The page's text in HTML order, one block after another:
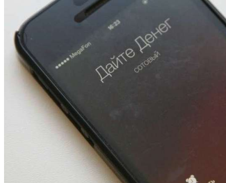
Волгоградские вузы в топе зарплатного
рейтинга: ВолгГТУ и ВолгГМУ вошли в топ‑15
для химической отрасли и фармацевтики
18:39
В Красноармейском районе Волгограда стартует
конкурс на ремонт моста через Волго‑Донской
судоходный канал
Фестиваль #ТриЧетыре в Волгограде пройдёт
11–13 сентября в рамках Года единства народов